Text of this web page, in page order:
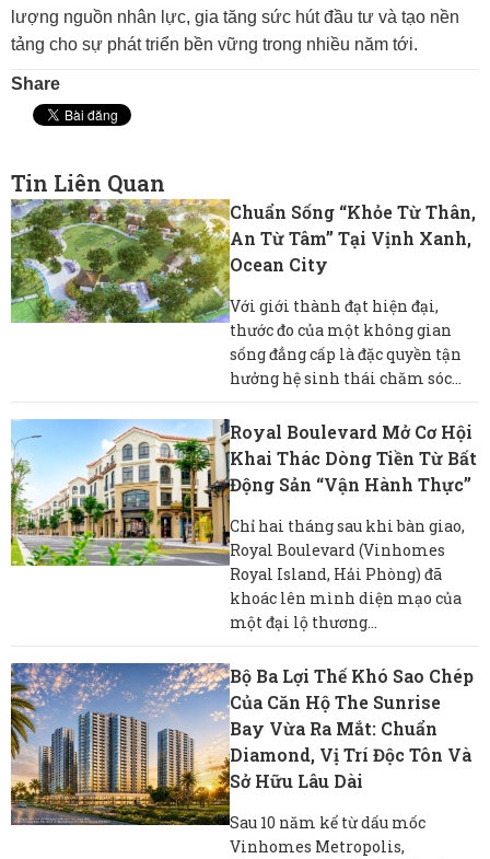
lượng nguồn nhân lực, gia tăng sức hút đầu tư và tạo nền
tảng cho sự phát triển bền vững trong nhiều năm tới.
Share
Tin Liên Quan
Chuẩn Sống “khỏe Từ Thân,
An Từ Tâm” Tại Vịnh Xanh,
Ocean City
Với giới thành đạt hiện đại,
thước đo của một không gian
sống đẳng cấp là đặc quyền tận
hưởng hệ sinh thái chăm sóc...
Royal Boulevard Mở Cơ Hội
Khai Thác Dòng Tiền Từ Bất
Động Sản “vận Hành Thực”
Chỉ hai tháng sau khi bàn giao,
Royal Boulevard (Vinhomes
Royal Island, Hải Phòng) đã
khoác lên mình diện mạo của
một đại lộ thương...
Bộ Ba Lợi Thế Khó Sao Chép
Của Căn Hộ The Sunrise
Bay Vừa Ra Mắt: Chuẩn
Diamond, Vị Trí Độc Tôn Và
Sở Hữu Lâu Dài
Sau 10 năm kể từ dấu mốc
Vinhomes Metropolis,